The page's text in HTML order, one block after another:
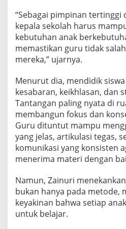
“Sebagai pimpinan tertinggi
kepala sekolah harus
kebutuhan anak
memastikan guru tidak
mereka,” ujarnya.
Menurut dia, mendidik
kesabaran, keikhlasan, dan
Tantangan paling nyata di
membangun fokus dan
Guru dituntut mampu
yang jelas, artikulasi tegas,
komunikasi yang konsisten
menerima materi dengan
Namun, Zainuri
bukan hanya pada metode,
keyakinan bahwa setiap
untuk belajar.